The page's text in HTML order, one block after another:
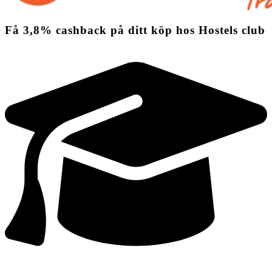
Få 3,8% cashback på ditt köp hos Hostels club